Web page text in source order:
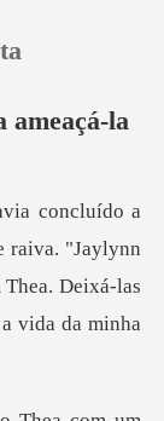
ameaçá-la
raiva. "Jaylynn
Deixá-la